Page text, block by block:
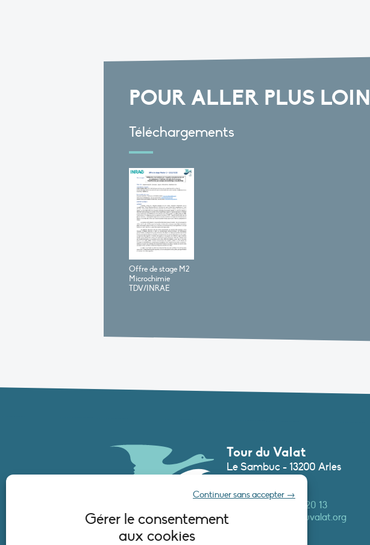
Gérer le consentement
aux cookies
Continuer sans accepter →
POUR ALLER PLUS LOIN
Téléchargements
Offre de stage M2
Microchimie
TDV/INRAE
Tour du Valat
Le Sambuc - 13200 Arles
+33 (0)4 90 97 20 13
secretariat@tourduvalat.org